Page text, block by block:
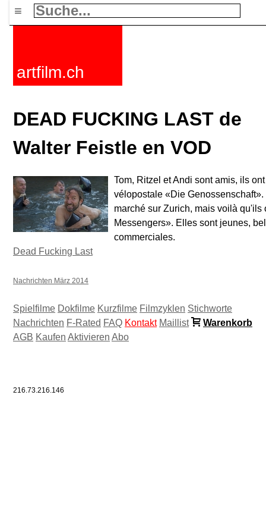
≡
artfilm.ch
DEAD FUCKING LAST de
Walter Feistle en VOD
Tom, Ritzel et Andi sont amis, ils
vélopostale «Die
marché sur Zurich, mais voilà
Messengers». Elles sont jeunes,
commerciales.
Dead Fucking Last
Nachrichten März 2014
Spielfilme Dokfilme Kurzfilme Filmzyklen Stichworte
Nachrichten F-Rated FAQ Kontakt Maillist
Warenkorb
AGB Kaufen Aktivieren Abo
216.73.216.146